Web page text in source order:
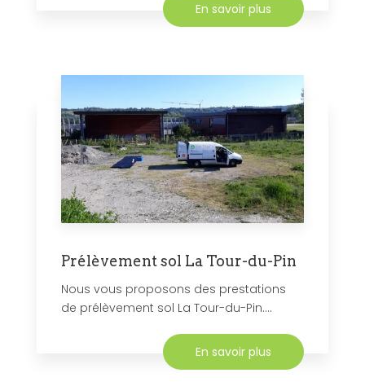
En savoir plus
Prélèvement sol La Tour-du-Pin
Nous vous proposons des prestations
de prélèvement sol La Tour-du-Pin....
En savoir plus